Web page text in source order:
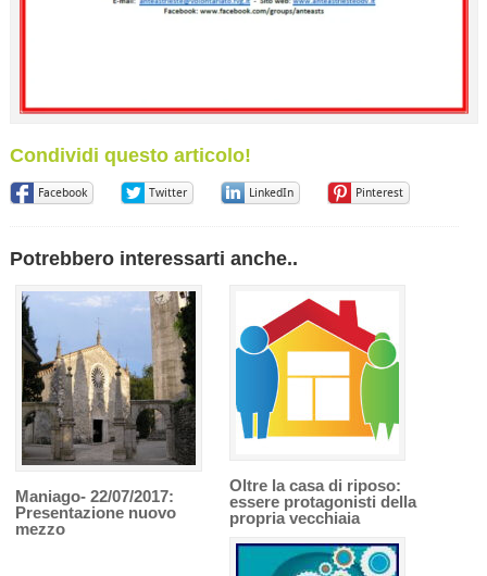
Condividi questo articolo!
Facebook Twitter LinkedIn Pinterest
Potrebbero interessarti anche..
Maniago- 22/07/2017:
Presentazione nuovo
mezzo
Oltre la casa di riposo:
essere protagonisti della
propria vecchiaia